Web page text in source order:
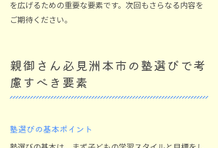
を広げるための重要な要素です。次回もさらなる内容を
ご期待ください。
親御さん必見洲本市の塾選びで考
慮すべき要素
塾選びの基本ポイント